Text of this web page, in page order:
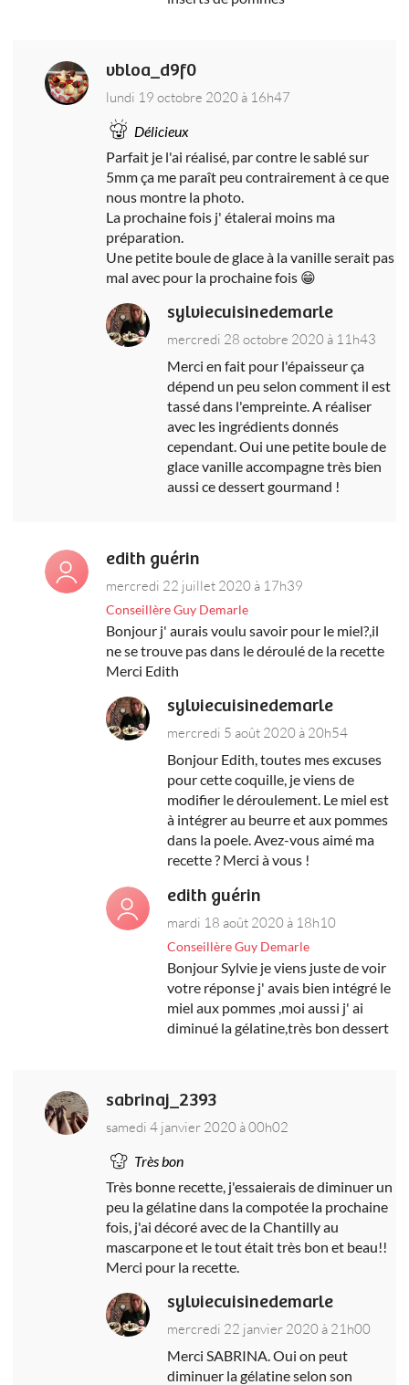
vbloa_d9f0
lundi 19 octobre 2020 à 16h47
Délicieux
Parfait je l'ai réalisé, par contre le sablé sur
5mm ça me paraît peu contrairement à ce que
nous montre la photo.
La prochaine fois j' étalerai moins ma
préparation.
Une petite boule de glace à la vanille serait pas
mal avec pour la prochaine fois 😁
sylviecuisinedemarle
mercredi 28 octobre 2020 à 11h43
Merci en fait pour l'épaisseur ça
dépend un peu selon comment il est
tassé dans l'empreinte. A réaliser
avec les ingrédients donnés
cependant. Oui une petite boule de
glace vanille accompagne très bien
aussi ce dessert gourmand !
edith guérin
mercredi 22 juillet 2020 à 17h39
Conseillère Guy Demarle
Bonjour j' aurais voulu savoir pour le miel?,il
ne se trouve pas dans le déroulé de la recette
Merci Edith
sylviecuisinedemarle
mercredi 5 août 2020 à 20h54
Bonjour Edith, toutes mes excuses
pour cette coquille, je viens de
modifier le déroulement. Le miel est
à intégrer au beurre et aux pommes
dans la poele. Avez-vous aimé ma
recette ? Merci à vous !
edith guérin
mardi 18 août 2020 à 18h10
Conseillère Guy Demarle
Bonjour Sylvie je viens juste de voir
votre réponse j' avais bien intégré le
miel aux pommes ,moi aussi j' ai
diminué la gélatine,très bon dessert
sabrinaj_2393
samedi 4 janvier 2020 à 00h02
Très bon
Très bonne recette, j'essaierais de diminuer un
peu la gélatine dans la compotée la prochaine
fois, j'ai décoré avec de la Chantilly au
mascarpone et le tout était très bon et beau!!
Merci pour la recette.
sylviecuisinedemarle
mercredi 22 janvier 2020 à 21h00
Merci SABRINA. Oui on peut
diminuer la gélatine selon son